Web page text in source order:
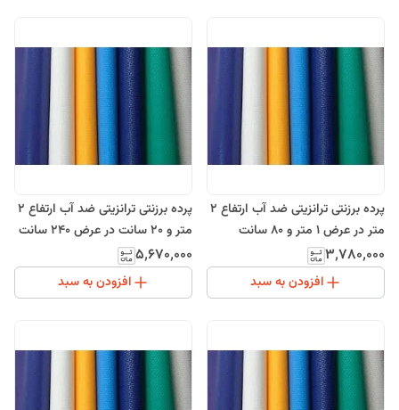
پرده برزنتی ترانزیتی ضد آب ارتفاع 2
متر در عرض 1 متر و 80 سانت
۳٬۷۸۰٬۰۰۰
افزودن به سبد
پرده برزنتی ترانزیتی ضد آب ارتفاع 2
متر و 20 سانت در عرض 240 سانت
۵٬۶۷۰٬۰۰۰
افزودن به سبد